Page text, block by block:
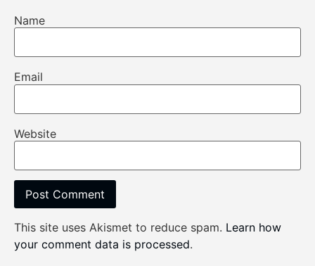
Name
Email
Website
This site uses Akismet to reduce spam. Learn how
your comment data is processed.